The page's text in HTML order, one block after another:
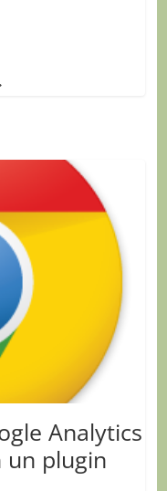
Analytics
un plugin